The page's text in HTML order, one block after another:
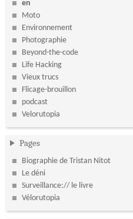
en
Moto
Environnement
Photographie
Beyond-the-code
Life Hacking
Vieux trucs
Flicage-brouillon
podcast
Velorutopia
Pages
Biographie de Tristan Nitot
Le déni
Surveillance:// le livre
Vélorutopia